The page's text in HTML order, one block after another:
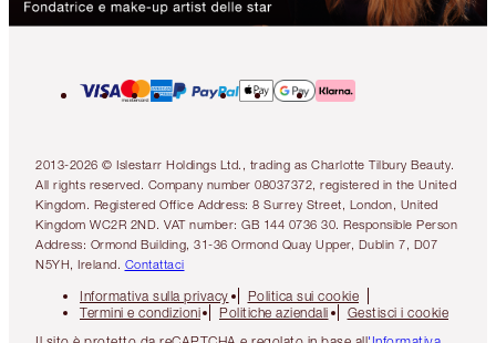
2013-2026 © Islestarr Holdings Ltd., trading as Charlotte Tilbury Beauty.
All rights reserved. Company number 08037372, registered in the United
Kingdom. Registered Office Address: 8 Surrey Street, London, United
Kingdom WC2R 2ND. VAT number: GB 144 0736 30. Responsible Person
Address: Ormond Building, 31-36 Ormond Quay Upper, Dublin 7, D07
N5YH, Ireland. Contattaci
Informativa sulla privacy
Politica sui cookie
Termini e condizioni
Politiche aziendali
Gestisci i cookie